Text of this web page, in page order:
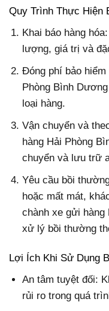
Quy Trình Thực Hiện
Khai báo hàng
lượng, giá trị và
Đóng phí bảo
Phòng Bình
loại hàng.
Vận chuyển và
hàng Hải Phòng
chuyển và lưu trữ
Yêu cầu bồi
hoặc mất mát,
chành xe gửi hàng
xử lý bồi thường
Lợi Ích Khi Sử Dụng
An tâm tuyệt đối:
rủi ro trong quá